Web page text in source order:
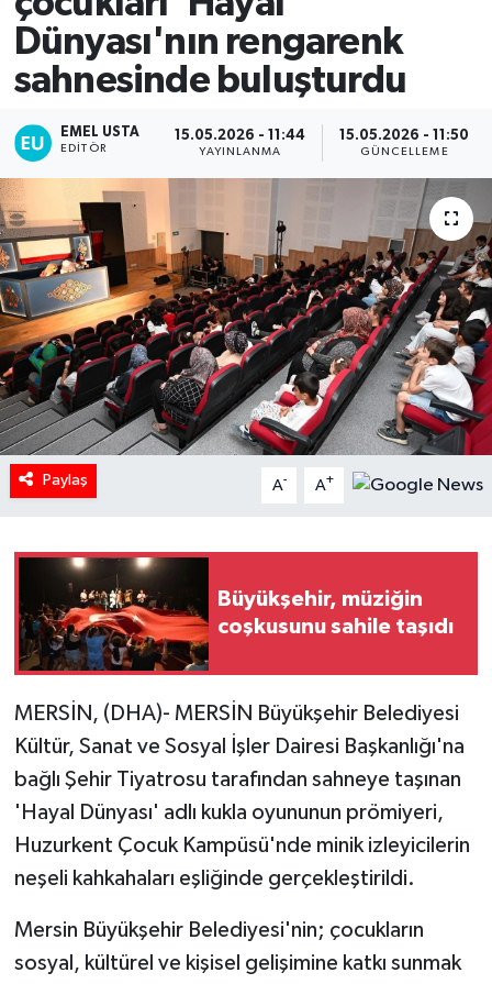
Dünyası'nın rengarenk
sahnesinde buluşturdu
EMEL USTA
EDITÖR
15.05.2026 - 11:44
YAYINLANMA
15.05.2026 - 11:50
GÜNCELLEME
Paylaş A- A+
Büyükşehir, müziğin
coşkusunu sahile taşıdı
MERSİN, (DHA)- MERSİN Büyükşehir Belediyesi
Kültür, Sanat ve Sosyal İşler Dairesi Başkanlığı'na
bağlı Şehir Tiyatrosu tarafından sahneye taşınan
'Hayal Dünyası' adlı kukla oyununun prömiyeri,
Huzurkent Çocuk Kampüsü'nde minik izleyicilerin
neşeli kahkahaları eşliğinde gerçekleştirildi.
Mersin Büyükşehir Belediyesi'nin; çocukların
sosyal, kültürel ve kişisel gelişimine katkı sunmak